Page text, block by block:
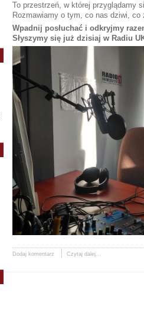
To przestrzeń, w której przyglądamy
Rozmawiamy o tym, co nas dziwi,
Wpadnij posłuchać i odkryjmy
Słyszymy się już dzisiaj w Radiu
Dodaj komentarz Czytaj dalej...